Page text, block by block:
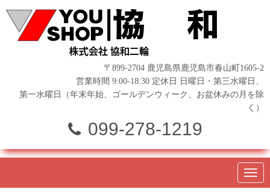
〒899-2704 鹿児島県鹿児島市春山町1605-2
営業時間 9:00-18:30 定休日 日曜日・第三水曜日、
第一水曜日（年末年始、ゴールデンウィーク、お盆休みの月を除
く）
099-278-1219
N
a